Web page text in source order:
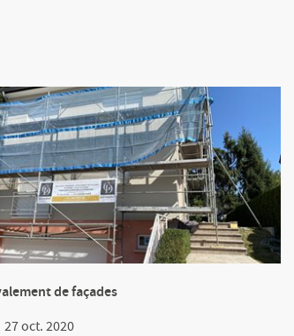
de façades
27 oct. 2020